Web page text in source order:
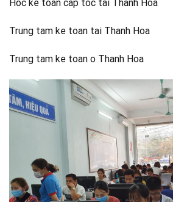
Hoc ke toan cap toc tai Thanh Hoa
Trung tam ke toan tai Thanh Hoa
Trung tam ke toan o Thanh Hoa